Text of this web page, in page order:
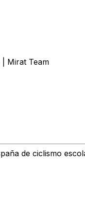
| Mirat Team
de ciclismo